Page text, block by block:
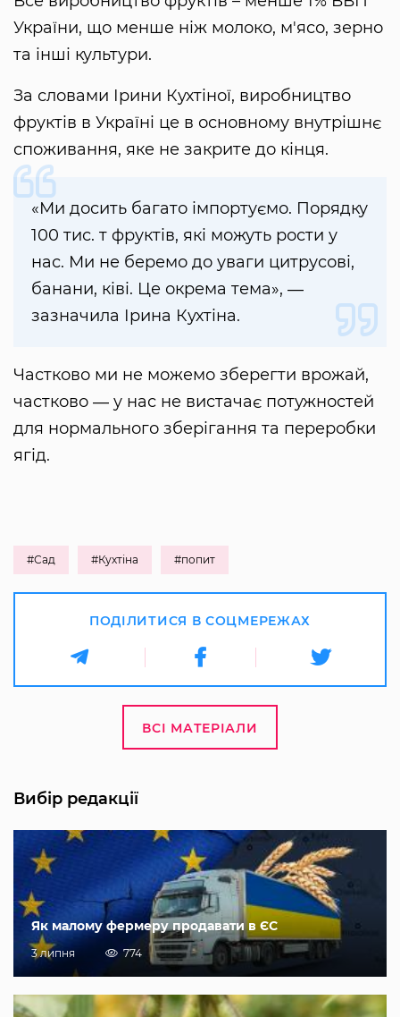
України, що менше ніж молоко, м'ясо, зерно
та інші культури.
За словами Ірини Кухтіної, виробництво
фруктів в Україні це в основному внутрішнє
споживання, яке не закрите до кінця.
«Ми досить багато імпортуємо. Порядку
100 тис. т фруктів, які можуть рости у
нас. Ми не беремо до уваги цитрусові,
банани, ківі. Це окрема тема», ―
зазначила Ірина Кухтіна.
Частково ми не можемо зберегти врожай,
частково ― у нас не вистачає потужностей
для нормального зберігання та переробки
ягід.
#Сад #Кухтіна #попит
ПОДІЛИТИСЯ В СОЦМЕРЕЖАХ
ВСІ МАТЕРІАЛИ
Вибір редакції
Як малому фермеру продавати в ЄС
3 липня 774